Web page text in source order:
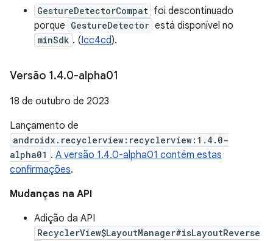
GestureDetectorCompat foi descontinuado
porque GestureDetector está disponível no
minSdk . (Icc4cd).
Versão 1.4.0-alpha01
18 de outubro de 2023
Lançamento de
androidx.recyclerview:recyclerview:1.4.0-
alpha01 . A versão 1.4.0-alpha01 contém estas
confirmações.
Mudanças na API
Adição da API
RecyclerView$LayoutManager#isLayoutReverse